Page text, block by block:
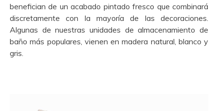
benefician de un acabado pintado fresco que combinará
discretamente con la mayoría de las decoraciones.
Algunas de nuestras unidades de almacenamiento de
baño más populares, vienen en madera natural, blanco y
gris.